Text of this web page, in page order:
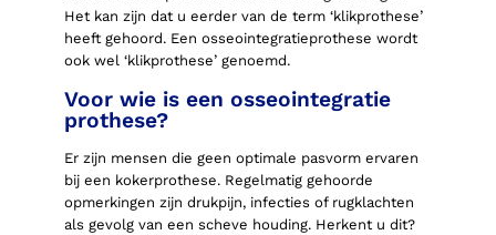
Het kan zijn dat u eerder van de term ‘klikprothese’
heeft gehoord. Een osseointegratieprothese wordt
ook wel ‘klikprothese’ genoemd.
Voor wie is een osseointegratie
prothese?
Er zijn mensen die geen optimale pasvorm ervaren
bij een kokerprothese. Regelmatig gehoorde
opmerkingen zijn drukpijn, infecties of rugklachten
als gevolg van een scheve houding. Herkent u dit?